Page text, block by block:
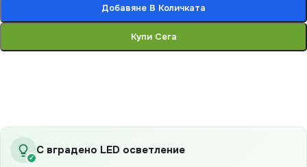
Добавяне В Количката
Купи Сега
✓
С вградено LED осветление